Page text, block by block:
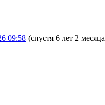
09:58 (спустя 6 лет 2